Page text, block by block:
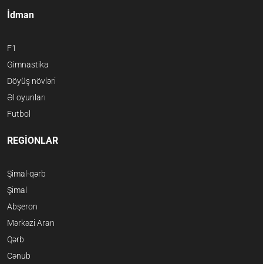
İdman
F1
Gimnastika
Döyüş növləri
Əl oyunları
Futbol
REGİONLAR
Şimal-qərb
Şimal
Abşeron
Mərkəzi Aran
Qərb
Cənub